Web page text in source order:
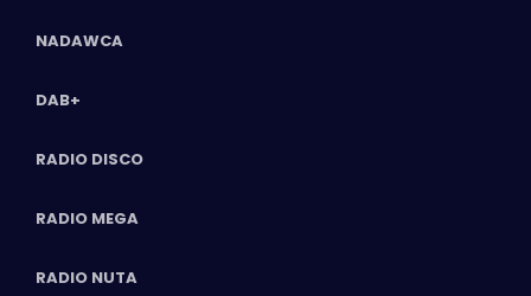
NADAWCA
DAB+
RADIO DISCO
RADIO MEGA
RADIO NUTA